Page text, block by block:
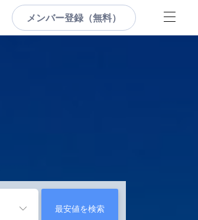
メンバー登録（無料）
最安値を検索